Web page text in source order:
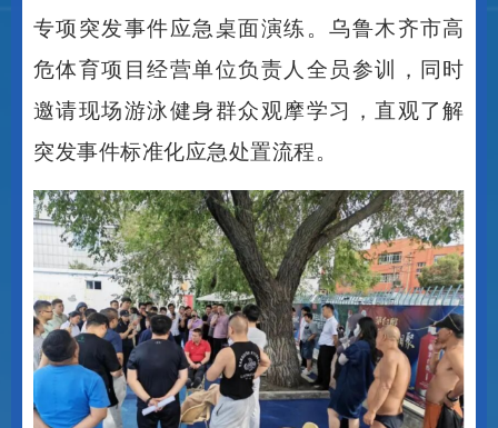
专项突发事件应急桌面演练。乌鲁木齐市高
危体育项目经营单位负责人全员参训，同时
邀请现场游泳健身群众观摩学习，直观了解
突发事件标准化应急处置流程。